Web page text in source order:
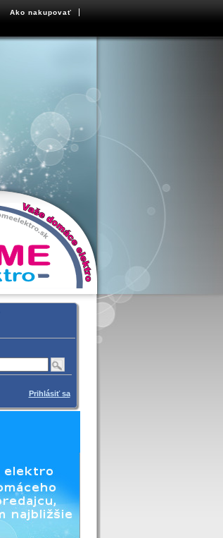
Ako nakupovať
Prihlásiť sa